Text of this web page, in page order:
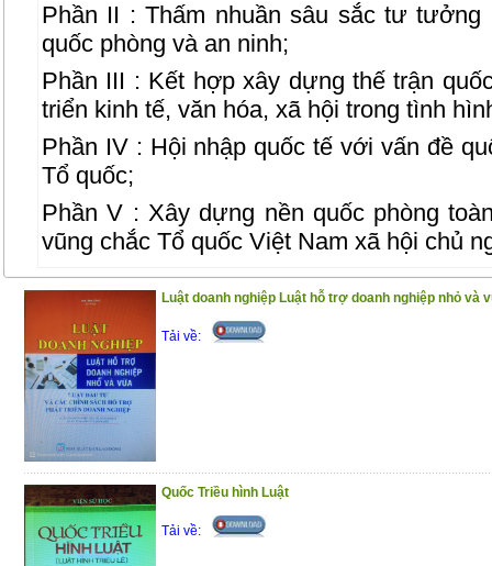
Phần II : Thấm nhuần sâu sắc tư
quốc phòng và an ninh;
Phần III : Kết hợp xây dựng thế trận
triển kinh tế, văn hóa, xã hội trong tình
Phần IV : Hội nhập quốc tế với vấn đề
Tổ quốc;
Phần V : Xây dựng nền quốc phòng
vũng chắc Tổ quốc Việt Nam xã hội chủ
Phần VI : Luật Quốc phòng – Luật An
Phần VII : Biện pháp vận động quần
giua, giữ gìn trật tự, an toàn xã hội – Tổ
tham gia bảo vệ chủ quyền lãnh thổ, an
tình hình mới.
Trân trọng giới thiệu đến bạn đọc!
(29/10/2020)
Luật doanh nghiệp Luật hỗ trợ doanh nghiệp nhỏ và
Tải về:
Quốc Triều hình Luật
Tải về: